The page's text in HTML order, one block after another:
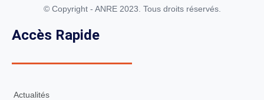
© Copyright - ANRE 2023. Tous droits réservés.
Accès Rapide
Actualités